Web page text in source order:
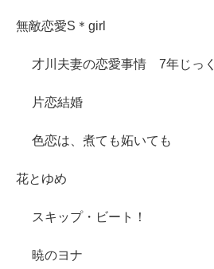
無敵恋愛S＊girl
才川夫妻の恋愛事情 7年じっ
片恋結婚
色恋は、煮ても妬いても
花とゆめ
スキップ・ビート！
暁のヨナ